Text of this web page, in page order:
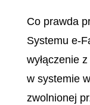
Co prawda
Systemu e-
wyłączenie
w systemie
zwolnionej